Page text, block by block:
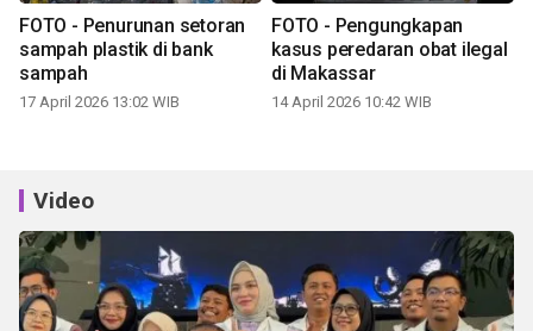
FOTO - Penurunan setoran
sampah plastik di bank
sampah
17 April 2026 13:02 WIB
FOTO - Pengungkapan
kasus peredaran obat ilegal
di Makassar
14 April 2026 10:42 WIB
Video